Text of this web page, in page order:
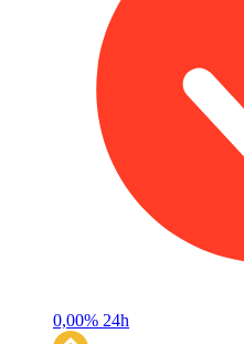
0,00% 24h